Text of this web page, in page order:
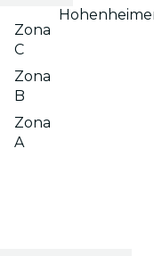
Zona
C
Zona
B
Zona
A